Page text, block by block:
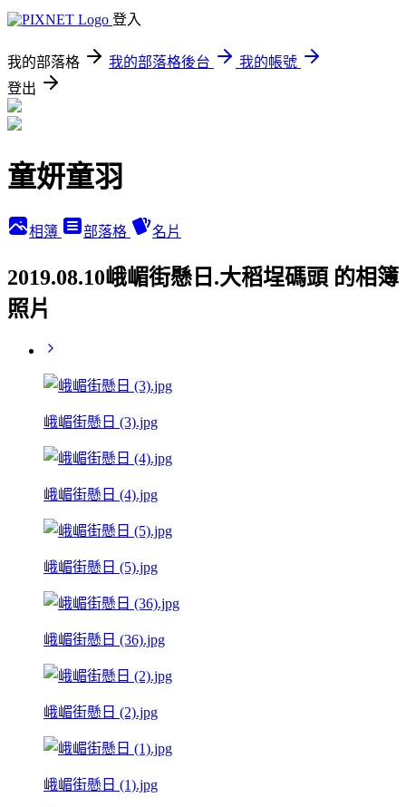
登入
我的部落格 我的部落格後台
我的帳號
登出
童妍童羽
相簿 部落格 名片
2019.08.10峨嵋街懸日.大稻埕碼頭 的相簿
照片
峨嵋街懸日 (3).jpg
峨嵋街懸日 (4).jpg
峨嵋街懸日 (5).jpg
峨嵋街懸日 (36).jpg
峨嵋街懸日 (2).jpg
峨嵋街懸日 (1).jpg